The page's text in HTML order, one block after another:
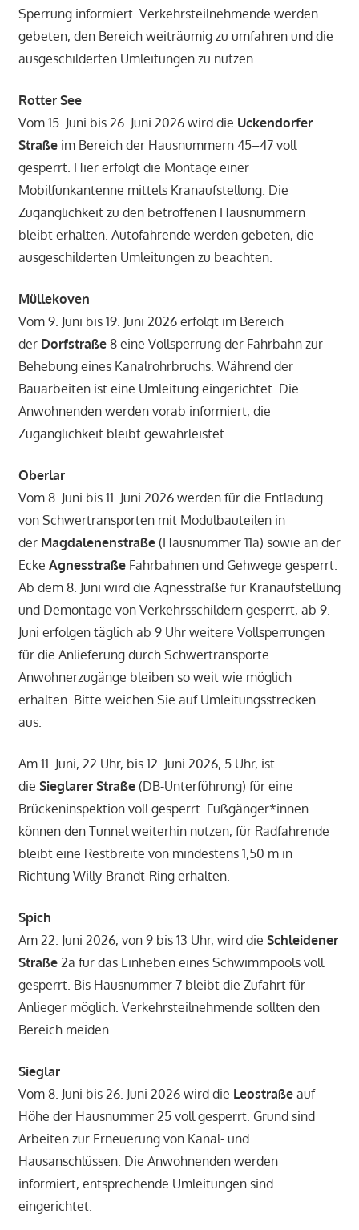
Sperrung informiert. Verkehrsteilnehmende werden
gebeten, den Bereich weiträumig zu umfahren und die
ausgeschilderten Umleitungen zu nutzen.
Rotter See
Vom 15. Juni bis 26. Juni 2026 wird die Uckendorfer
Straßeim Bereich der Hausnummern 45–47 voll
gesperrt. Hier erfolgt die Montage einer
Mobilfunkantenne mittels Kranaufstellung. Die
Zugänglichkeit zu den betroffenen Hausnummern
bleibt erhalten. Autofahrende werden gebeten, die
ausgeschilderten Umleitungen zu beachten.
Müllekoven
Vom 9. Juni bis 19. Juni 2026 erfolgt im Bereich
der Dorfstraße8 eine Vollsperrung der Fahrbahn zur
Behebung eines Kanalrohrbruchs. Während der
Bauarbeiten ist eine Umleitung eingerichtet. Die
Anwohnenden werden vorab informiert, die
Zugänglichkeit bleibt gewährleistet.
Oberlar
Vom 8. Juni bis 11. Juni 2026 werden für die Entladung
von Schwertransporten mit Modulbauteilen in
der Magdalenenstraße(Hausnummer 11a) sowie an der
Ecke AgnesstraßeFahrbahnen und Gehwege gesperrt.
Ab dem 8. Juni wird die Agnesstraße für Kranaufstellung
und Demontage von Verkehrsschildern gesperrt, ab 9.
Juni erfolgen täglich ab 9 Uhr weitere Vollsperrungen
für die Anlieferung durch Schwertransporte.
Anwohnerzugänge bleiben so weit wie möglich
erhalten. Bitte weichen Sie auf Umleitungsstrecken
aus.
Am 11. Juni, 22 Uhr, bis 12. Juni 2026, 5 Uhr, ist
die Sieglarer Straße(DB-Unterführung) für eine
Brückeninspektion voll gesperrt. Fußgänger*innen
können den Tunnel weiterhin nutzen, für Radfahrende
bleibt eine Restbreite von mindestens 1,50 m in
Richtung Willy-Brandt-Ring erhalten.
Spich
Am 22. Juni 2026, von 9 bis 13 Uhr, wird die Schleidener
Straße2a für das Einheben eines Schwimmpools voll
gesperrt. Bis Hausnummer 7 bleibt die Zufahrt für
Anlieger möglich. Verkehrsteilnehmende sollten den
Bereich meiden.
Sieglar
Vom 8. Juni bis 26. Juni 2026 wird die Leostraßeauf
Höhe der Hausnummer 25 voll gesperrt. Grund sind
Arbeiten zur Erneuerung von Kanal- und
Hausanschlüssen. Die Anwohnenden werden
informiert, entsprechende Umleitungen sind
eingerichtet.